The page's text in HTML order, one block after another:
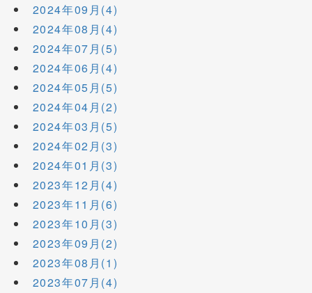
2024年09月(4)
2024年08月(4)
2024年07月(5)
2024年06月(4)
2024年05月(5)
2024年04月(2)
2024年03月(5)
2024年02月(3)
2024年01月(3)
2023年12月(4)
2023年11月(6)
2023年10月(3)
2023年09月(2)
2023年08月(1)
2023年07月(4)